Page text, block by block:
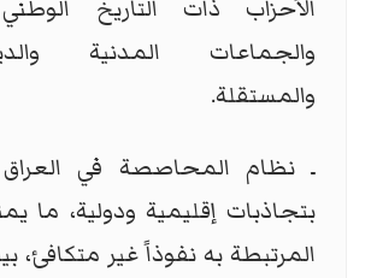
الأحزاب ذات التاريخ
والجماعات المدنية
والمستقلة.
ـ نظام المحاصصة في
بتجاذبات إقليمية ودولية، ما
المرتبطة به نفوذاً غير متكافئ،